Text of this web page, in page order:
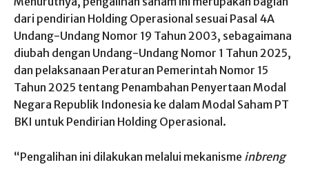
dari pendirian Holding Operasional sesuai Pasal 4A
Undang-Undang Nomor 19 Tahun 2003, sebagaimana
diubah dengan Undang-Undang Nomor 1 Tahun 2025,
dan pelaksanaan Peraturan Pemerintah Nomor 15
Tahun 2025 tentang Penambahan Penyertaan Modal
Negara Republik Indonesia ke dalam Modal Saham PT
BKI untuk Pendirian Holding Operasional.
“Pengalihan ini dilakukan melalui mekanisme inbreng